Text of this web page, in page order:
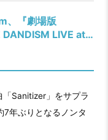
、『劇場版
DANDISM LIVE at
応援上映の開催が
Sanitizer」をサプラ
年ぶりとなるノンタ